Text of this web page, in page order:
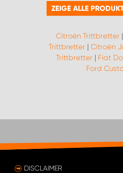
ZEIGE ALLE
Citroën Trittbretter|
Trittbretter | Citroën
Trittbretter| Fiat
Ford
DISCLAIMER